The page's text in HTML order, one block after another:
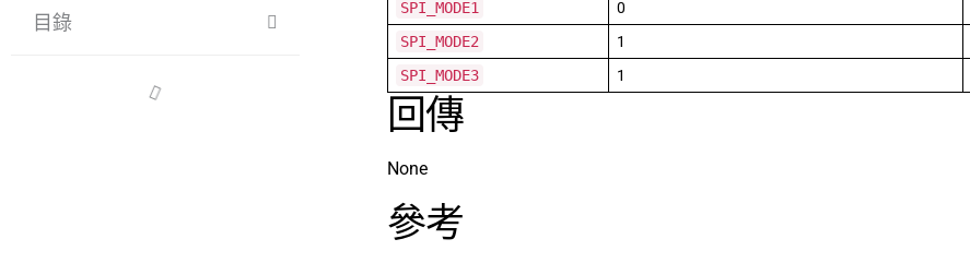
目錄
SPI_MODE1
0
SPI_MODE2
1
SPI_MODE3
1
回傳
None
參考